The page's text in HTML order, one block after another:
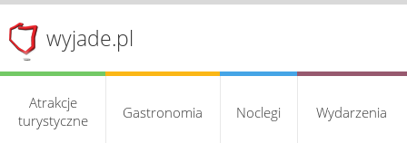
wyjade.pl
Atrakcje
turystyczne
Gastronomia Noclegi Wydarzenia